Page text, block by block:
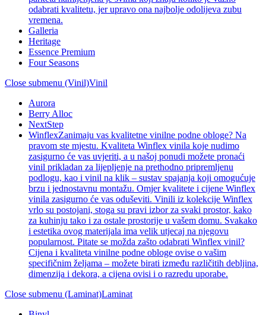
odabrati kvalitetu, jer upravo ona najbolje odolijeva zubu
vremena.
Galleria
Heritage
Essence Premium
Four Seasons
Close submenu (Vinil)Vinil
Aurora
Berry Alloc
NextStep
WinflexZanimaju vas kvalitetne vinilne podne obloge? Na
pravom ste mjestu. Kvaliteta Winflex vinila koje nudimo
zasigurno će vas uvjeriti, a u našoj ponudi možete pronaći
vinil prikladan za lijepljenje na prethodno pripremljenu
podlogu, kao i vinil na klik – sustav spajanja koji omogućuje
brzu i jednostavnu montažu. Omjer kvalitete i cijene Winflex
vinila zasigurno će vas oduševiti. Vinili iz kolekcije Winflex
vrlo su postojani, stoga su pravi izbor za svaki prostor, kako
za kuhinju tako i za ostale prostorije u vašem domu. Svakako
i estetika ovog materijala ima velik utjecaj na njegovu
popularnost. Pitate se možda zašto odabrati Winflex vinil?
Cijena i kvaliteta vinilne podne obloge ovise o vašim
specifičnim željama – možete birati između različitih debljina,
dimenzija i dekora, a cijena ovisi i o razredu uporabe.
Close submenu (Laminat)Laminat